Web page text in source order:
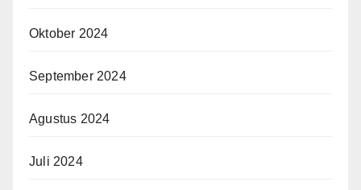
Oktober 2024
September 2024
Agustus 2024
Juli 2024